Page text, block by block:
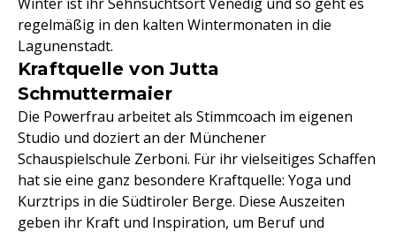
regelmäßig in den kalten Wintermonaten in die
Lagunenstadt.
Kraftquelle von Jutta
Schmuttermaier
Die Powerfrau arbeitet als Stimmcoach im eigenen
Studio und doziert an der Münchener
Schauspielschule Zerboni. Für ihr vielseitiges Schaffen
hat sie eine ganz besondere Kraftquelle: Yoga und
Kurztrips in die Südtiroler Berge. Diese Auszeiten
geben ihr Kraft und Inspiration, um Beruf und